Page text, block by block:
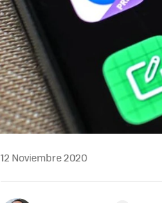
12 Noviembre 2020